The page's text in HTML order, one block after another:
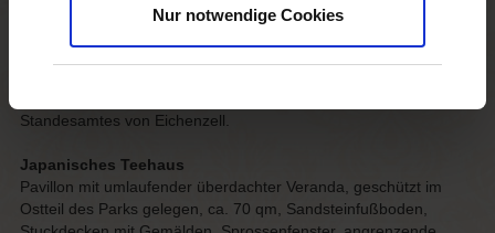
Nur notwendige Cookies
Pavillon mit einem Raum, inmitten des idyllischen
Standesamtes von Eichenzell.
Japanisches Teehaus
Pavillon mit umlaufender überdachter Veranda, geschützt im
Ostteil des Parks gelegen, ca. 70 qm, Sandsteinfußboden,